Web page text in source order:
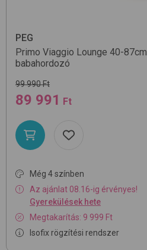
PEG
Primo Viaggio Lounge 40-87cm
babahordozó
99 990 Ft
89 991 Ft
Még 4 színben
Az ajánlat 08.16-ig érvényes!
Gyerekülések hete
Megtakarítás: 9 999 Ft
Isofix rögzítési rendszer